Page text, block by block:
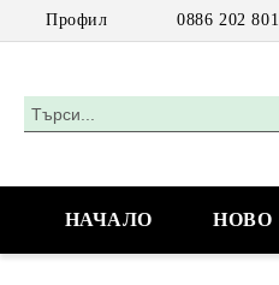
Профил 0886 202 801
НАЧАЛО НОВО